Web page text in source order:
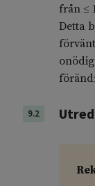
från ≤
Detta
9.2